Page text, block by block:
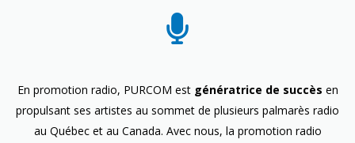
En promotion radio, PURCOM est génératrice de succès en
propulsant ses artistes au sommet de plusieurs palmarès radio
au Québec et au Canada. Avec nous, la promotion radio